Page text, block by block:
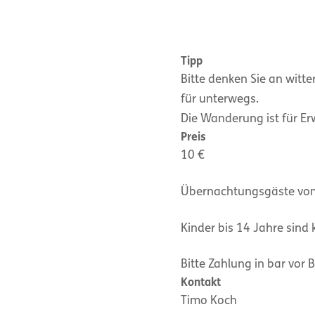
Tipp
Bitte denken Sie an
für unterwegs.
Die Wanderung ist für
Preis
10 €
Übernachtungsgäste
Kinder bis 14 Jahre sind
Bitte Zahlung in bar vor
Kontakt
Timo Koch